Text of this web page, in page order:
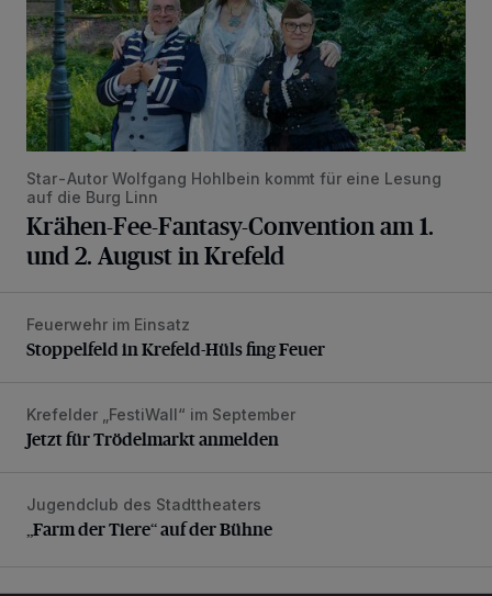
Star-Autor Wolfgang Hohlbein kommt für eine Lesung
auf die Burg Linn
Krähen-Fee-Fantasy-Convention am 1.
und 2. August in Krefeld
Stoppelfeld in Krefeld-Hüls fing Feuer
Feuerwehr im Einsatz
Stoppelfeld in Krefeld-Hüls fing Feuer
Jetzt für Trödelmarkt anmelden
Krefelder „FestiWall“ im September
Jetzt für Trödelmarkt anmelden
„Farm der Tiere“ auf der Bühne
Jugendclub des Stadttheaters
„Farm der Tiere“ auf der Bühne